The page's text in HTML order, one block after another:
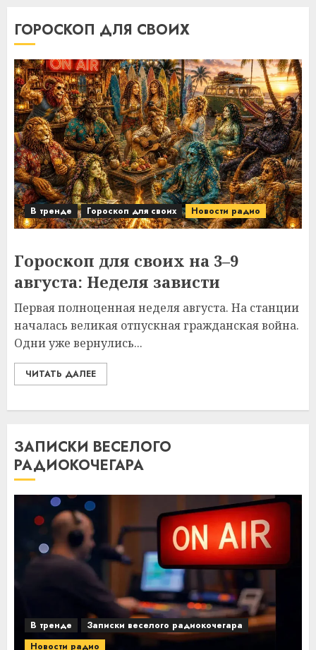
ГОРОСКОП ДЛЯ СВОИХ
В тренде Гороскоп для своих Новости радио
Гороскоп для своих на 3–9
августа: Неделя зависти
Первая полноценная неделя августа. На станции
началась великая отпускная гражданская война.
Одни уже вернулись...
ЧИТАТЬ ДАЛЕЕ
ЗАПИСКИ ВЕСЕЛОГО
РАДИОКОЧЕГАРА
В тренде
Записки веселого радиокочегара
Новости радио